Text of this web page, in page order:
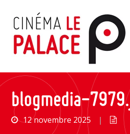
contenu
blogmedia-
12 novembre 2025 |